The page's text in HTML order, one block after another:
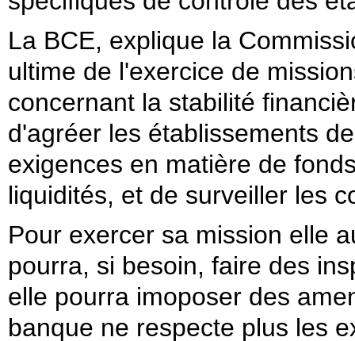
La BCE, explique la
ultime de l'exercice de
concernant la stabilité
d'agréer les établissements
exigences en matière de
liquidités, et de surveiller les
Pour exercer sa mission elle
pourra, si besoin, faire des
elle pourra imoposer des
banque ne respecte plus les